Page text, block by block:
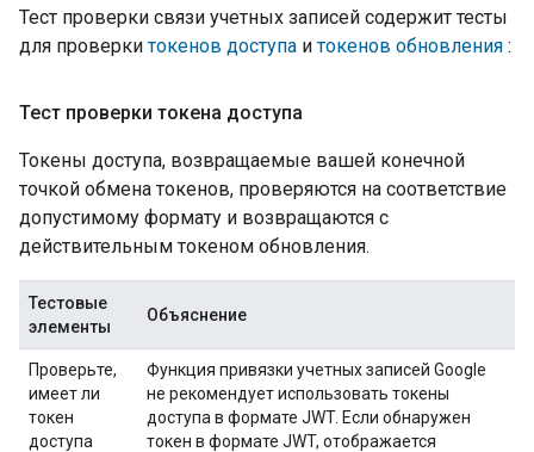
Тест проверки связи учетных записей содержит тесты
для проверкитокенов доступа итокенов обновления :
Тест проверки токена доступа
Токены доступа, возвращаемые вашей конечной
точкой обмена токенов, проверяются на соответствие
допустимому формату и возвращаются с
действительным токеном обновления.
Тестовые
элементы
Объяснение
Проверьте,
имеет ли
токен
доступа
Функция привязки учетных записей Google
не рекомендует использовать токены
доступа в формате JWT. Если обнаружен
токен в формате JWT, отображается